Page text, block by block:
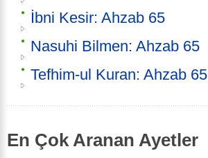
İbni Kesir: Ahzab 65
Nasuhi Bilmen: Ahzab 65
Tefhim-ul Kuran: Ahzab 65
En Çok Aranan Ayetler